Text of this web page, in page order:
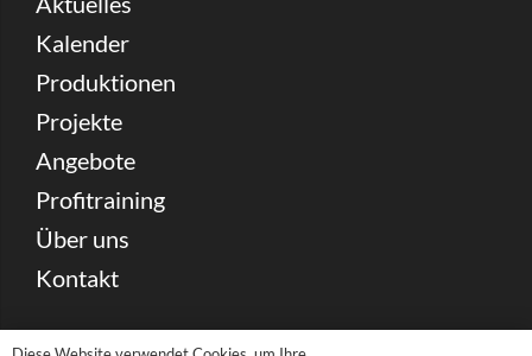
Kalender
Produktionen
Projekte
Angebote
Profitraining
Über uns
Kontakt
Spenden